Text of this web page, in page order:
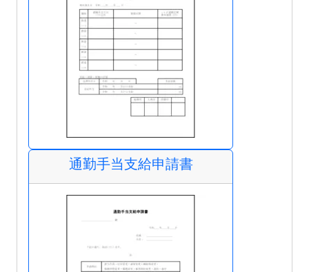
通勤手当支給申請書